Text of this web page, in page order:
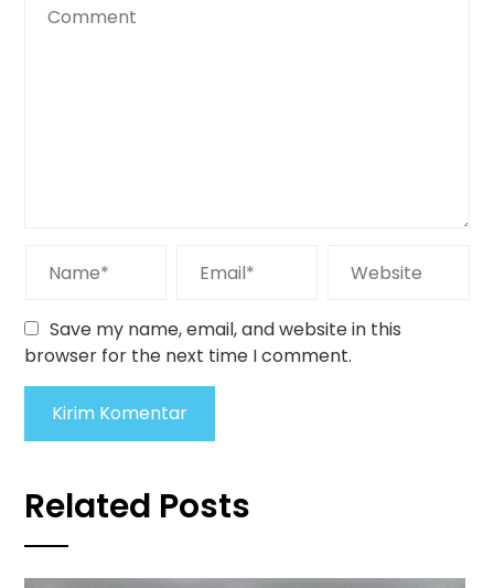
Save my name, email, and website in this
browser for the next time I comment.
Related Posts